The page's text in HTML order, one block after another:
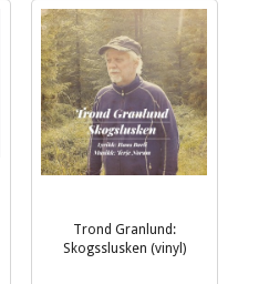
Trond Granlund:
Skogsslusken (vinyl)